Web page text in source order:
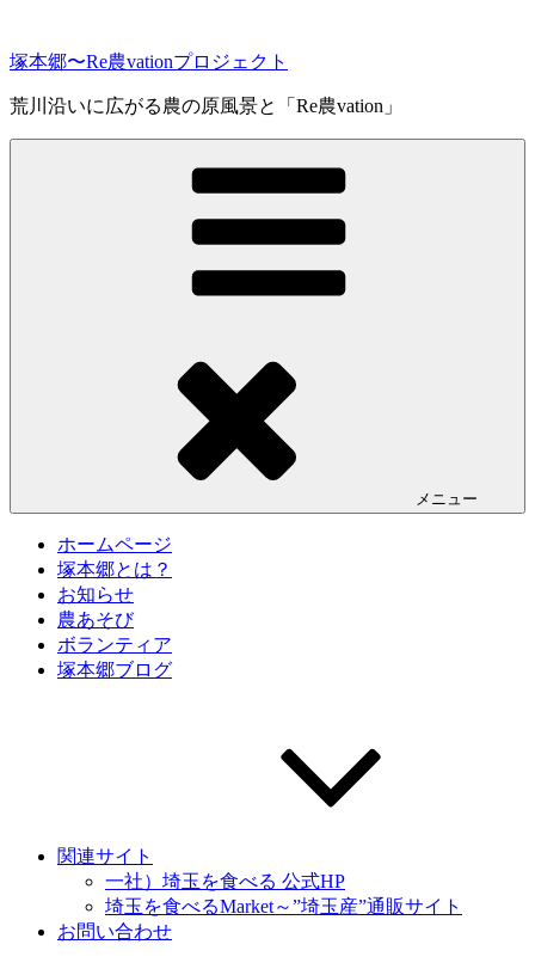
テ
ン
ツ
へ
塚本郷〜Re農vationプロジェクト
荒川沿いに広がる農の原風景と「Re農vation」
メニュー
ホームページ
塚本郷とは？
お知らせ
農あそび
ボランティア
塚本郷ブログ
関連サイト
一社）埼玉を食べる 公式HP
埼玉を食べるMarket～”埼玉産”通販サイト
お問い合わせ